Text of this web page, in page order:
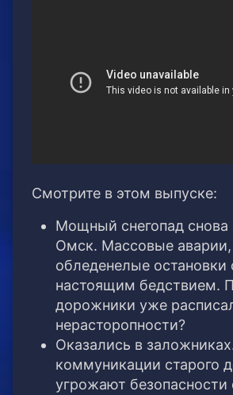
Смотрите в этом выпуске:
Мощный снегопад снова
Омск. Массовые
обледенелые остановки
настоящим бедствием.
дорожники уже
нерасторопности?
Оказались в
коммуникации старого
угрожают безопасности